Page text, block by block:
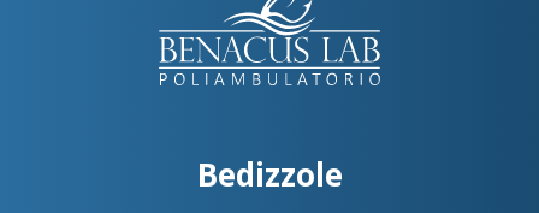
Bedizzole